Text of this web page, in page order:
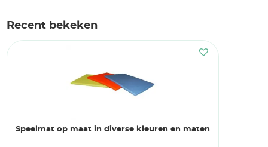
Recent bekeken
Speelmat op maat in diverse kleuren en maten